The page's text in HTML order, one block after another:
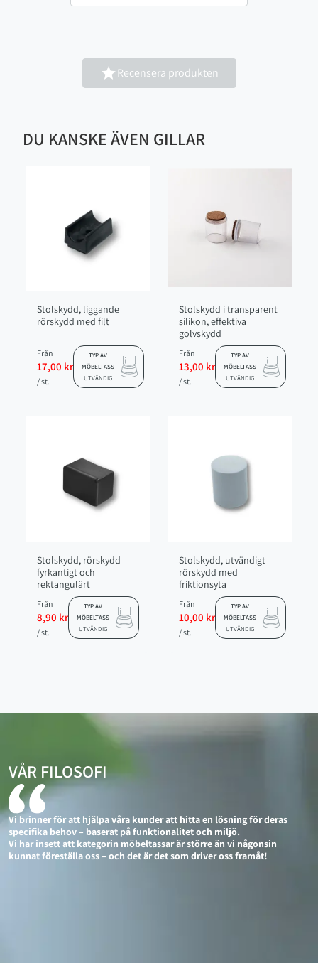
Recensera produkten
DU KANSKE ÄVEN GILLAR
Stolskydd, liggande
rörskydd med filt
Från
17,00 kr
/ st.
TYP AV
MÖBELTASS
UTVÄNDIG
Stolskydd i transparent
silikon, effektiva
golvskydd
Från
13,00 kr
/ st.
TYP AV
MÖBELTASS
UTVÄNDIG
Stolskydd, rörskydd
fyrkantigt och
rektangulärt
Från
8,90 kr
/ st.
TYP AV
MÖBELTASS
UTVÄNDIG
Stolskydd, utvändigt
rörskydd med
friktionsyta
Från
10,00 kr
/ st.
TYP AV
MÖBELTASS
UTVÄNDIG
VÅR FILOSOFI
Vi brinner för att hjälpa våra kunder att hitta en lösning för deras
specifika behov – baserat på funktionalitet och miljö.
Vi har insett att kategorin möbeltassar är större än vi någonsin
kunnat föreställa oss – och det är det som driver oss framåt!